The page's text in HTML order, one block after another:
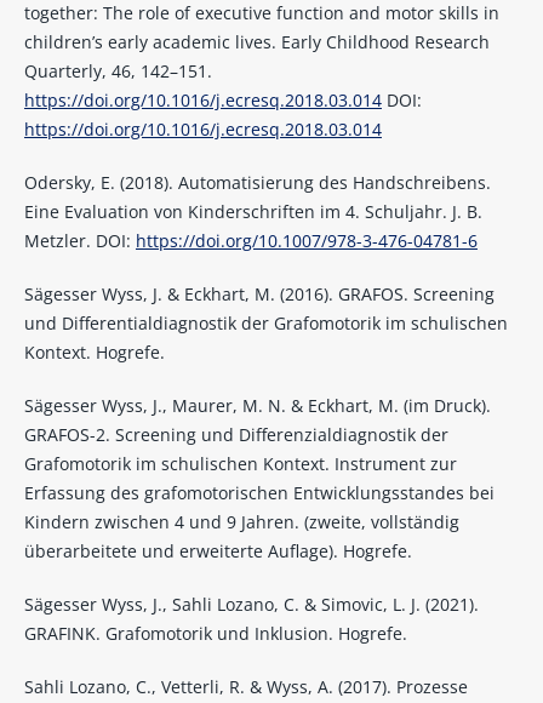
together: The role of executive function and motor skills in
children’s early academic lives. Early Childhood Research
Quarterly, 46, 142–151.
https://doi.org/10.1016/j.ecresq.2018.03.014DOI:
https://doi.org/10.1016/j.ecresq.2018.03.014
Odersky, E. (2018). Automatisierung des Handschreibens.
Eine Evaluation von Kinderschriften im 4. Schuljahr. J. B.
Metzler. DOI: https://doi.org/10.1007/978-3-476-04781-6
Sägesser Wyss, J. & Eckhart, M. (2016). GRAFOS. Screening
und Differentialdiagnostik der Grafomotorik im schulischen
Kontext. Hogrefe.
Sägesser Wyss, J., Maurer, M. N. & Eckhart, M. (im Druck).
GRAFOS-2. Screening und Differenzialdiagnostik der
Grafomotorik im schulischen Kontext. Instrument zur
Erfassung des grafomotorischen Entwicklungsstandes bei
Kindern zwischen 4 und 9 Jahren. (zweite, vollständig
überarbeitete und erweiterte Auflage). Hogrefe.
Sägesser Wyss, J., Sahli Lozano, C. & Simovic, L. J. (2021).
GRAFINK. Grafomotorik und Inklusion. Hogrefe.
Sahli Lozano, C., Vetterli, R. & Wyss, A. (2017). Prozesse